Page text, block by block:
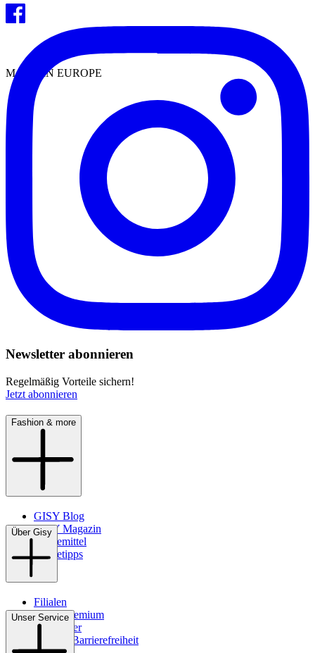
MADE IN EUROPE
Newsletter abonnieren
Regelmäßig Vorteile sichern!
Jetzt abonnieren
Fashion & more
GISY Blog
GISY Magazin
Pflegemittel
Pflegetipps
Über Gisy
Filialen
WMS-Premium
Newsletter
Digitale Barrierefreiheit
Unser Service